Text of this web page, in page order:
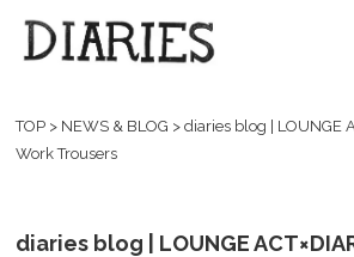
TOP > NEWS & BLOG > diaries blog | LOUNGE
Work Trousers
diaries blog | LOUNGE